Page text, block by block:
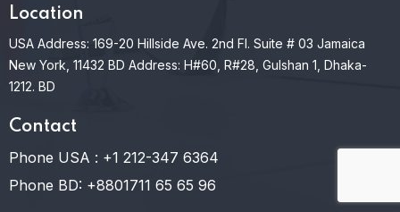
Location
USA Address: 169-20 Hillside Ave. 2nd Fl. Suite # 03 Jamaica
New York, 11432 BD Address: H#60, R#28, Gulshan 1, Dhaka-
1212. BD
Contact
Phone USA : +1 212-347 6364
Phone BD: +8801711 65 65 96